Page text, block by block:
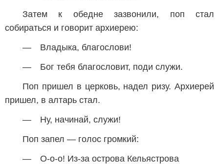
Затем к обедне зазвонили, поп стал
собираться и говорит архиерею:
— Владыка, благослови!
— Бог тебя благословит, поди служи.
Поп пришел в церковь, надел ризу. Архиерей
пришел, в алтарь стал.
— Ну, начинай, служи!
Поп запел — голос громкий:
— О-о-о! Из-за острова Кельястрова